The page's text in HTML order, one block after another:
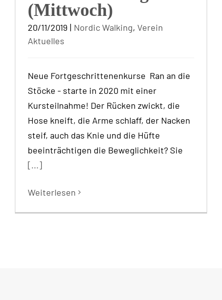
(Mittwoch)
20/11/2019 | Nordic Walking, Verein
Aktuelles
Neue Fortgeschrittenenkurse Ran an die
Stöcke - starte in 2020 mit einer
Kursteilnahme! Der Rücken zwickt, die
Hose kneift, die Arme schlaff, der Nacken
steif, auch das Knie und die Hüfte
beeinträchtigen die Beweglichkeit? Sie
[...]
Weiterlesen